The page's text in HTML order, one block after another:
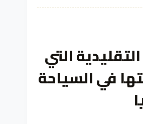
التي
في السياحة